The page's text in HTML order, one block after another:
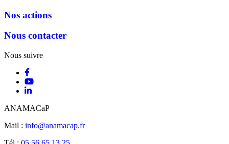
Nos actions
Nous contacter
Nous suivre
ANAMACaP
Mail : info@anamacap.fr